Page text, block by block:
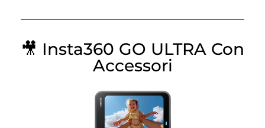
🎥 Insta360 GO ULTRA Con
Accessori